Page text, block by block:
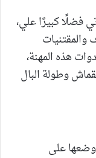
كبيرًا علي،
هذه المهنة،
وطولة البال
على